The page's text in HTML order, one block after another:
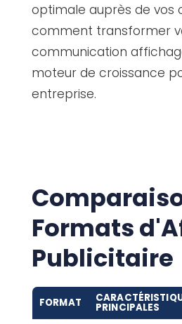
optimale auprès de vos
comment transformer
communication
moteur de croissance
entreprise.
Formats
Publicitaire
FORMAT PRINCIPALES